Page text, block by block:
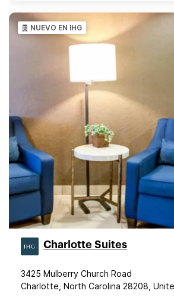
NUEVO EN IHG
Charlotte Suites
3425 Mulberry Church Road
Charlotte, North Carolina 28208,